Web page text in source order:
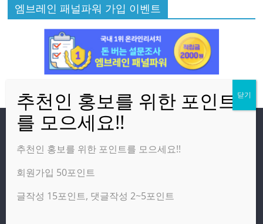
엠브레인 패널파워 가입 이벤트
방문자
온라인 방문자:21
오늘의 조회수:3,786
추천인 홍보를 위한 포인트를 모으세요!!
회원가입 50포인트
글작성 15포인트, 댓글작성 2~5포인트